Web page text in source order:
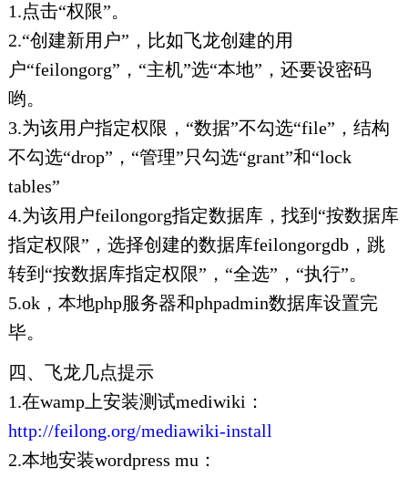
1.点击“权限”。
2.“创建新用户”，比如飞龙创建的用
户“feilongorg”，“主机”选“本地”，还要设密码
哟。
3.为该用户指定权限，“数据”不勾选“file”，结构
不勾选“drop”，“管理”只勾选“grant”和“lock
tables”
4.为该用户feilongorg指定数据库，找到“按数据库
指定权限”，选择创建的数据库feilongorgdb，跳
转到“按数据库指定权限”，“全选”，“执行”。
5.ok，本地php服务器和phpadmin数据库设置完
毕。
四、飞龙几点提示
1.在wamp上安装测试mediwiki：
http://feilong.org/mediawiki-install
2.本地安装wordpress mu：